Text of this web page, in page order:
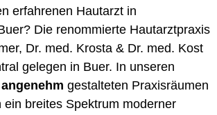
erfahrenen Hautarzt in
Die renommierte Hautarztpraxis
Dr. med. Krosta & Dr. med. Kost
gelegen in Buer. In unseren
angenehm gestalteten Praxisräumen
ein breites Spektrum moderner